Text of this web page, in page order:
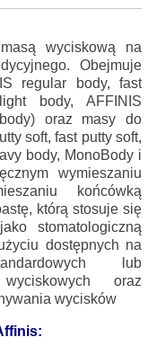
wyciskową na
Obejmuje
regular body, fast
light body, AFFINIS
oraz masy do
soft, fast putty soft,
body, MonoBody i
wymieszaniu
końcówką
którą stosuje się
jako stomatologiczną
dostępnych na
lub
oraz
wycisków